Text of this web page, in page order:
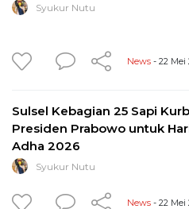
Syukur Nutu
News - 22 Mei
Sulsel Kebagian 25 Sapi
Presiden Prabowo untuk
Adha 2026
Syukur Nutu
News - 22 Mei